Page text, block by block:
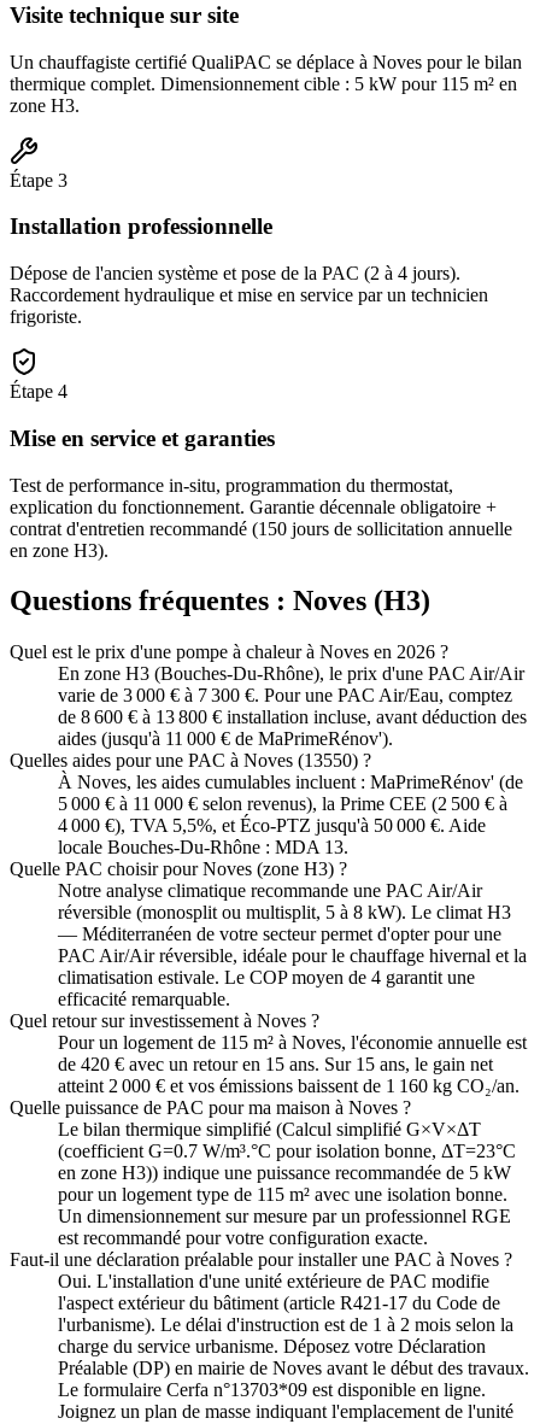
Visite technique sur site
Un chauffagiste certifié QualiPAC se déplace à Noves pour le bilan
thermique complet. Dimensionnement cible : 5 kW pour 115 m² en
zone H3.
Étape 3
Installation professionnelle
Dépose de l'ancien système et pose de la PAC (2 à 4 jours).
Raccordement hydraulique et mise en service par un technicien
frigoriste.
Étape 4
Mise en service et garanties
Test de performance in-situ, programmation du thermostat,
explication du fonctionnement. Garantie décennale obligatoire +
contrat d'entretien recommandé (150 jours de sollicitation annuelle
en zone H3).
Questions fréquentes : Noves (H3)
Quel est le prix d'une pompe à chaleur à Noves en 2026 ?
En zone H3 (Bouches-Du-Rhône), le prix d'une PAC Air/Air
varie de 3 000 € à 7 300 €. Pour une PAC Air/Eau, comptez
de 8 600 € à 13 800 € installation incluse, avant déduction des
aides (jusqu'à 11 000 € de MaPrimeRénov').
Quelles aides pour une PAC à Noves (13550) ?
À Noves, les aides cumulables incluent : MaPrimeRénov' (de
5 000 € à 11 000 € selon revenus), la Prime CEE (2 500 € à
4 000 €), TVA 5,5%, et Éco-PTZ jusqu'à 50 000 €. Aide
locale Bouches-Du-Rhône : MDA 13.
Quelle PAC choisir pour Noves (zone H3) ?
Notre analyse climatique recommande une PAC Air/Air
réversible (monosplit ou multisplit, 5 à 8 kW). Le climat H3
— Méditerranéen de votre secteur permet d'opter pour une
PAC Air/Air réversible, idéale pour le chauffage hivernal et la
climatisation estivale. Le COP moyen de 4 garantit une
efficacité remarquable.
Quel retour sur investissement à Noves ?
Pour un logement de 115 m² à Noves, l'économie annuelle est
de 420 € avec un retour en 15 ans. Sur 15 ans, le gain net
atteint 2 000 € et vos émissions baissent de 1 160 kg CO₂/an.
Quelle puissance de PAC pour ma maison à Noves ?
Le bilan thermique simplifié (Calcul simplifié G×V×ΔT
(coefficient G=0.7 W/m³.°C pour isolation bonne, ΔT=23°C
en zone H3)) indique une puissance recommandée de 5 kW
pour un logement type de 115 m² avec une isolation bonne.
Un dimensionnement sur mesure par un professionnel RGE
est recommandé pour votre configuration exacte.
Faut-il une déclaration préalable pour installer une PAC à Noves ?
Oui. L'installation d'une unité extérieure de PAC modifie
l'aspect extérieur du bâtiment (article R421-17 du Code de
l'urbanisme). Le délai d'instruction est de 1 à 2 mois selon la
charge du service urbanisme. Déposez votre Déclaration
Préalable (DP) en mairie de Noves avant le début des travaux.
Le formulaire Cerfa n°13703*09 est disponible en ligne.
Joignez un plan de masse indiquant l'emplacement de l'unité